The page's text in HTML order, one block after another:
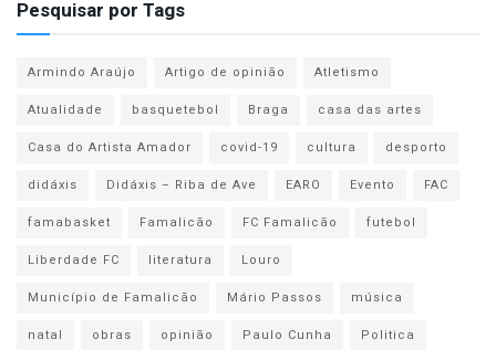
Pesquisar por Tags
Armindo Araújo Artigo de opinião
Atletismo
Atualidade
basquetebol Braga
casa das artes
Casa do Artista Amador
covid-19 cultura
desporto
didáxis
Didáxis – Riba de Ave EARO Evento
FAC
famabasket
Famalicão FC Famalicão
futebol
Liberdade FC
literatura
Louro
Município de Famalicão
Mário Passos
música
natal
obras opinião Paulo Cunha
Politica